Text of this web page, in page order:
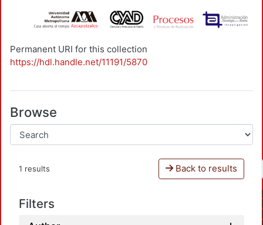
Permanent URI for this collection
https://hdl.handle.net/11191/5870
Browse
1 results Back to results
Filters